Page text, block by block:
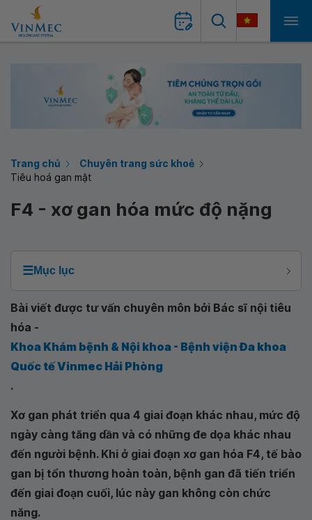
Trang chủ
Chuyên trang sức khoẻ
Tiêu hoá gan mật
F4 - xơ gan hóa mức độ nặng
☰Mục lục
Bài viết được tư vấn chuyên môn bởi Bác sĩ nội tiêu
hóa -
Khoa Khám bệnh & Nội khoa - Bệnh viện Đa khoa
Quốc tế Vinmec Hải Phòng
.
Xơ gan phát triển qua 4 giai đoạn khác nhau, mức độ
ngày càng tăng dần và có những đe dọa khác nhau
đến người bệnh. Khi ở giai đoạn xơ gan hóa F4, tế bào
gan bị tổn thương hoàn toàn, bệnh gan đã tiến triển
đến giai đoạn cuối, lúc này gan không còn chức
năng.